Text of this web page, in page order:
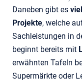
Daneben gibt es
Projekte, welche
Sachleistungen in
beginnt bereits mit
erwähnten Tafeln
Supermärkte oder